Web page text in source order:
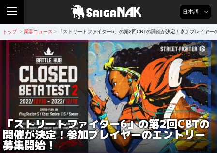
日本語
トップ > 業界ニュース > 「ストリートファイター6」の第2回CBTの開催が決定！参加プレイヤー
「ストリートファイター6」の第2回CBTの
開催が決定！参加プレイヤーのエントリー
募集開始！